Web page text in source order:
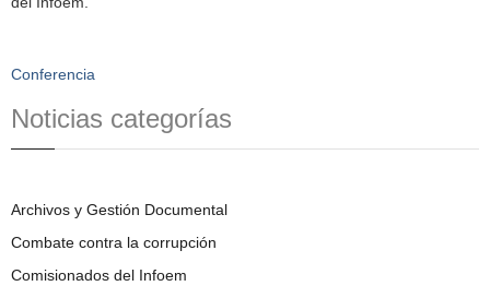
Conferencia
Noticias categorías
Archivos y Gestión Documental
Combate contra la corrupción
Comisionados del Infoem